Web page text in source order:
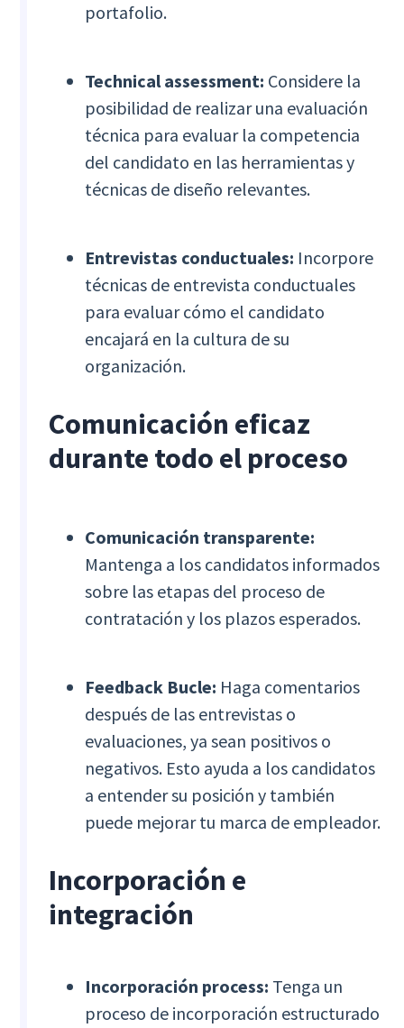
portafolio.
Technical assessment: Considere la
posibilidad de realizar una evaluación
técnica para evaluar la competencia
del candidato en las herramientas y
técnicas de diseño relevantes.
Entrevistas conductuales: Incorpore
técnicas de entrevista conductuales
para evaluar cómo el candidato
encajará en la cultura de su
organización.
Comunicación eficaz
durante todo el proceso
Comunicación transparente:
Mantenga a los candidatos informados
sobre las etapas del proceso de
contratación y los plazos esperados.
Feedback Bucle: Haga comentarios
después de las entrevistas o
evaluaciones, ya sean positivos o
negativos. Esto ayuda a los candidatos
a entender su posición y también
puede mejorar tu marca de empleador.
Incorporación e
integración
Incorporación process: Tenga un
proceso de incorporación estructurado